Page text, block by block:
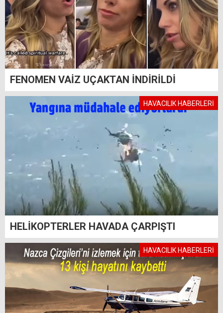
FENOMEN VAİZ UÇAKTAN İNDİRİLDİ
HAVACILIK HABERLERİ
HELİKOPTERLER HAVADA ÇARPIŞTI
HAVACILIK HABERLERİ